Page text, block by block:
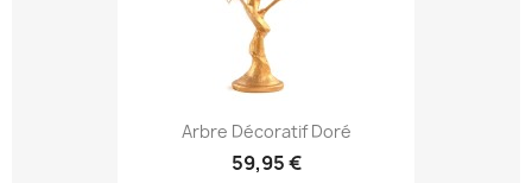
Arbre Décoratif Doré
59,95 €